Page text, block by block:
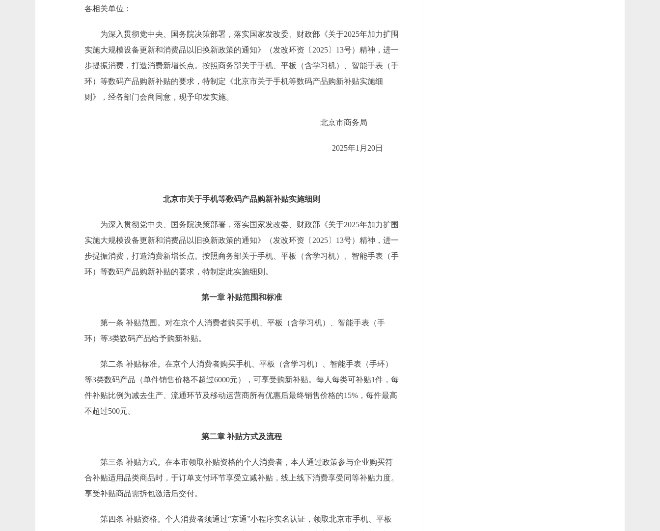
各相关单位：
为深入贯彻党中央、国务院决策部署，落实国家发改委、财政部《关于2025年加力扩围
实施大规模设备更新和消费品以旧换新政策的通知》（发改环资〔2025〕13号）精神，进一
步提振消费，打造消费新增长点。按照商务部关于手机、平板（含学习机）、智能手表（手
环）等数码产品购新补贴的要求，特制定《北京市关于手机等数码产品购新补贴实施细
则》，经各部门会商同意，现予印发实施。
北京市商务局
2025年1月20日
北京市关于手机等数码产品购新补贴实施细则
为深入贯彻党中央、国务院决策部署，落实国家发改委、财政部《关于2025年加力扩围
实施大规模设备更新和消费品以旧换新政策的通知》（发改环资〔2025〕13号）精神，进一
步提振消费，打造消费新增长点。按照商务部关于手机、平板（含学习机）、智能手表（手
环）等数码产品购新补贴的要求，特制定此实施细则。
第一章 补贴范围和标准
第一条 补贴范围。对在京个人消费者购买手机、平板（含学习机）、智能手表（手
环）等3类数码产品给予购新补贴。
第二条 补贴标准。在京个人消费者购买手机、平板（含学习机）、智能手表（手环）
等3类数码产品（单件销售价格不超过6000元），可享受购新补贴。每人每类可补贴1件，每
件补贴比例为减去生产、流通环节及移动运营商所有优惠后最终销售价格的15%，每件最高
不超过500元。
第二章 补贴方式及流程
第三条 补贴方式。在本市领取补贴资格的个人消费者，本人通过政策参与企业购买符
合补贴适用品类商品时，于订单支付环节享受立减补贴，线上线下消费享受同等补贴力度。
享受补贴商品需拆包激活后交付。
第四条 补贴资格。个人消费者须通过“京通”小程序实名认证，领取北京市手机、平板